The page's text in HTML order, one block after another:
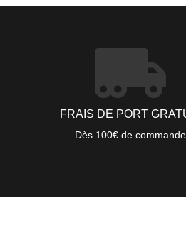
FRAIS DE PORT
Dès 100€ de commande